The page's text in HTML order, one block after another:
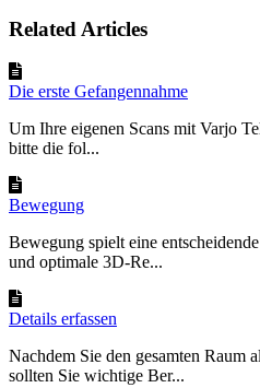
Related Articles
Die erste Gefangennahme
Um Ihre eigenen Scans mit Varjo
bitte die fol...
Bewegung
Bewegung spielt eine
und optimale 3D-Re...
Details erfassen
Nachdem Sie den gesamten Raum
sollten Sie wichtige Ber...